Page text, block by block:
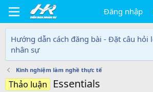
Đăng nhập
Hướng dẫn cách đăng bài - Đặt câu hỏi
nhân sự
Kinh nghiệm làm nghề thực tế
Thảo luận Essentials